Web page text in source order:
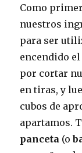
Como
nuestros
para ser
encendido el
por cortar
en tiras, y
cubos de
apartamos.
panceta (o